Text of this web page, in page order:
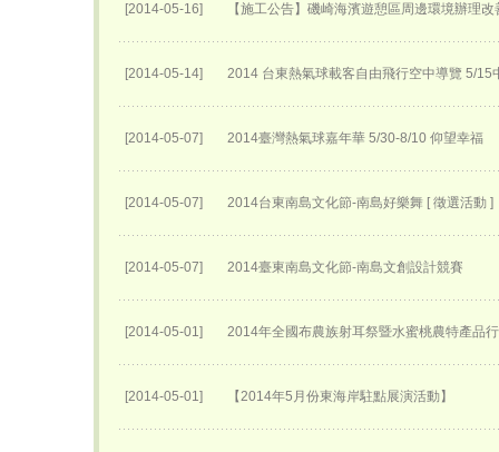
[2014-05-16] 【施工公告】磯崎海濱遊憩區周邊環境辦理改
[2014-05-14] 2014 台東熱氣球載客自由飛行空中導覽 5/15
[2014-05-07] 2014臺灣熱氣球嘉年華 5/30-8/10 仰望幸福
[2014-05-07] 2014台東南島文化節-南島好樂舞 [ 徵選活動 ]
[2014-05-07] 2014臺東南島文化節-南島文創設計競賽
[2014-05-01] 2014年全國布農族射耳祭暨水蜜桃農特產品
[2014-05-01] 【2014年5月份東海岸駐點展演活動】